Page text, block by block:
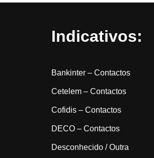
Indicativos:
Bankinter – Contactos
Cetelem – Contactos
Cofidis – Contactos
DECO – Contactos
Desconhecido / Outra